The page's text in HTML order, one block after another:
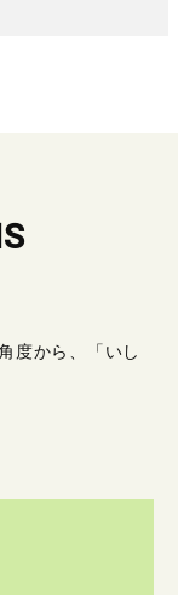
度から、「いし